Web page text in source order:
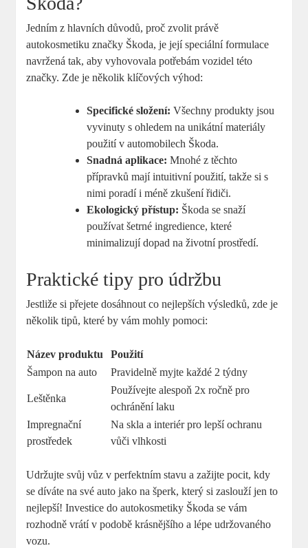
Jedním z hlavních důvodů, proč zvolit právě
autokosmetiku značky⁢ Škoda, ⁢je její speciální formulace
navržená tak, aby vyhovovala potřebám vozidel této
značky. Zde ‍je několik ⁣klíčových výhod:
Specifické složení: ​Všechny produkty jsou
vyvinuty s⁣ ohledem na unikátní‍ materiály
použití v automobilech Škoda.
Snadná aplikace: Mnohé z těchto
přípravků ‍mají intuitivní použití, takže si‍ s
nimi‌ poradí i méně​ zkušení řidiči.
Ekologický přístup: Škoda ‍se snaží
používat šetrné ingredience, které ​
minimalizují dopad na ‌životní⁤ prostředí.
Praktické ‍tipy⁤ pro údržbu
Jestliže si‍ přejete dosáhnout co nejlepších výsledků, zde je
několik tipů,⁢ které by vám mohly pomoci:
Název produktu
Použití
Šampon‌ na auto
Pravidelně myjte ⁤každé 2 týdny
Leštěnka
Používejte alespoň 2x ročně pro
ochránění laku
Impregnační
prostředek
Na skla a⁢ interiér pro lepší‍ ochranu
‌vůči ⁤vlhkosti
Udržujte svůj vůz v perfektním stavu a zažijte pocit,‌ kdy
⁢se‌ díváte na ‍své auto jako ⁢na ⁤šperk, který si zaslouží jen to
nejlepší! Investice do ⁢autokosmetiky Škoda se vám
⁢rozhodně vrátí v podobě krásnějšího a lépe⁤ udržovaného
vozu.